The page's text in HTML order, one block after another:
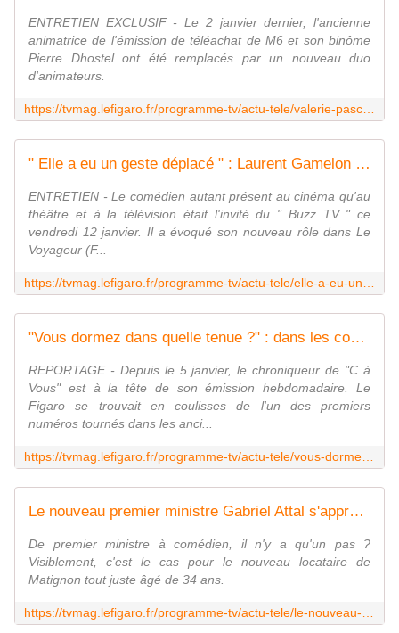
ENTRETIEN EXCLUSIF - Le 2 janvier dernier, l'ancienne
animatrice de l'émission de téléachat de M6 et son binôme
Pierre Dhostel ont été remplacés par un nouveau duo
d'animateurs.
" Elle a eu un geste déplacé " : Laurent Gamelon évoque le comportement de Victoria Abril sur les tournages de Clem
ENTRETIEN - Le comédien autant présent au cinéma qu'au
théâtre et à la télévision était l'invité du " Buzz TV " ce
vendredi 12 janvier. Il a évoqué son nouveau rôle dans Le
Voyageur (F...
"Vous dormez dans quelle tenue ?" : dans les coulisses de "Bertrand n'a pas sommeil", la nouvelle émission de Bertrand Chameroy
REPORTAGE - Depuis le 5 janvier, le chroniqueur de "C à
Vous" est à la tête de son émission hebdomadaire. Le
Figaro se trouvait en coulisses de l'un des premiers
numéros tournés dans les anci...
Le nouveau premier ministre Gabriel Attal s'apprête à jouer son propre rôle à la télévision
De premier ministre à comédien, il n'y a qu'un pas ?
Visiblement, c'est le cas pour le nouveau locataire de
Matignon tout juste âgé de 34 ans.